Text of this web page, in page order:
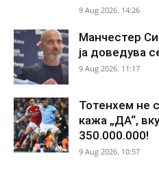
9 Aug 2026. 14:26
Манчестер
ја доведува
9 Aug 2026. 11:17
Тотенхем не
кажа „ДА“,
350.000.000!
9 Aug 2026. 10:57